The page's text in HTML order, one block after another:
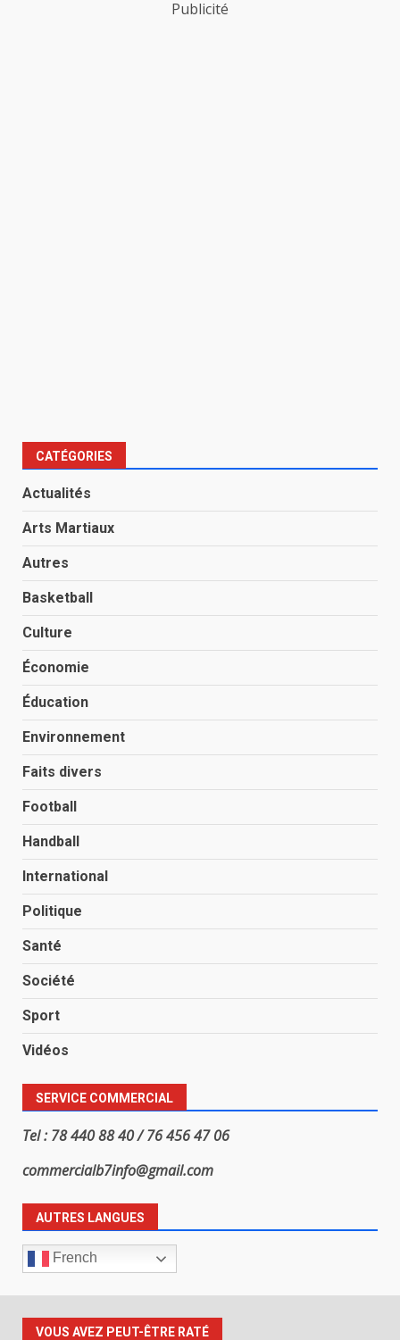
Publicité
CATÉGORIES
Actualités
Arts Martiaux
Autres
Basketball
Culture
Économie
Éducation
Environnement
Faits divers
Football
Handball
International
Politique
Santé
Société
Sport
Vidéos
SERVICE COMMERCIAL
Tel : 78 440 88 40 / 76 456 47 06
commercialb7info@gmail.com
AUTRES LANGUES
French
VOUS AVEZ PEUT-ÊTRE RATÉ